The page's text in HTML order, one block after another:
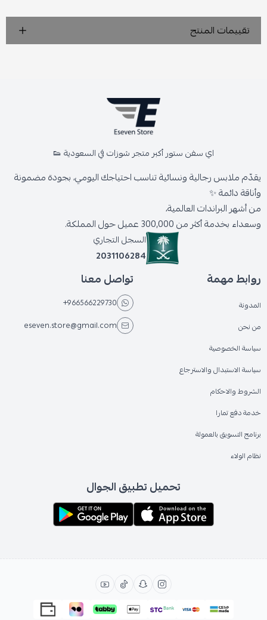
تقييمات المنتج
اي سفن ستور أكبر متجر شوزات في السعودية 👟
يقدّم ملابس رجالية ونسائية تناسب احتياجك اليومي، بجودة مضمونة
وأناقة دائمة ✨
من أشهر البراندات العالمية،
وسعداء بخدمة أكثر من 300,000 عميل حول المملكة.
السجل التجاري
2031106284
روابط مهمة
المدونة
من نحن
سياسة الخصوصية
سياسة الاستبدال والاسترجاع
الشروط والاحكام
خدمة دفع تمارا
برنامج التسويق بالعمولة
نظام الولاء
تواصل معنا
+966566229730
eseven.store@gmail.com
تحميل تطبيق الجوال